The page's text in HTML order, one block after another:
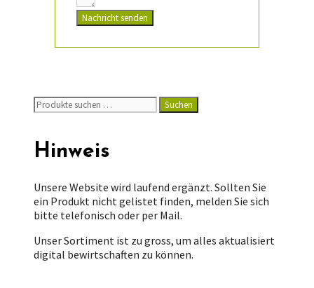
Nachricht senden
Suchen
nach:
Suchen
Hinweis
Unsere Website wird laufend ergänzt. Sollten Sie
ein Produkt nicht gelistet finden, melden Sie sich
bitte telefonisch oder per Mail.
Unser Sortiment ist zu gross, um alles aktualisiert
digital bewirtschaften zu können.